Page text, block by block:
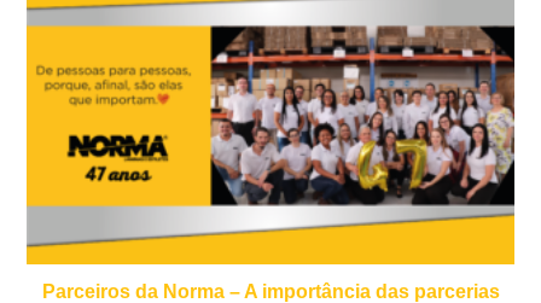
Parceiros da Norma – A importância das parcerias